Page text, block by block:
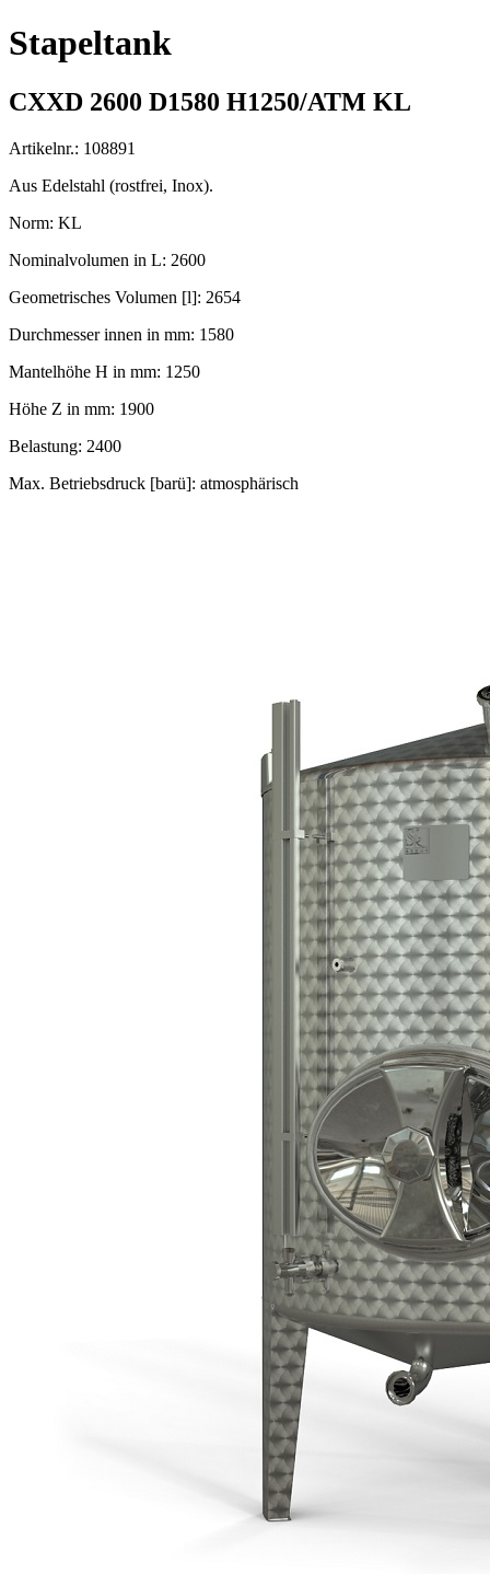
Stapeltank
CXXD 2600 D1580 H1250/ATM KL
Artikelnr.: 108891
Aus Edelstahl (rostfrei, Inox).
Norm: KL
Nominalvolumen in L: 2600
Geometrisches Volumen [l]: 2654
Durchmesser innen in mm: 1580
Mantelhöhe H in mm: 1250
Höhe Z in mm: 1900
Belastung: 2400
Max. Betriebsdruck [barü]: atmosphärisch